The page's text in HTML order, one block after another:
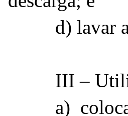
d) lavar
III –
a)